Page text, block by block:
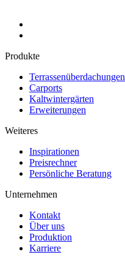
Produkte
Terrassenüberdachungen
Carports
Kaltwintergärten
Erweiterungen
Weiteres
Inspirationen
Preisrechner
Persönliche Beratung
Unternehmen
Kontakt
Über uns
Produktion
Karriere